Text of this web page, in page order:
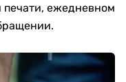
печати, ежедневном